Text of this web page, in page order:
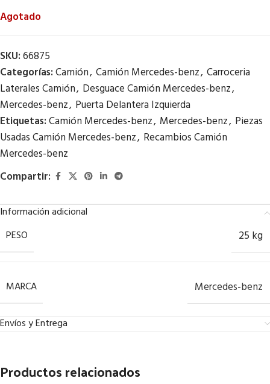
Agotado
SKU:66875
Categorías:Camión, Camión Mercedes-benz, Carroceria
Laterales Camión, Desguace Camión Mercedes-benz,
Mercedes-benz, Puerta Delantera Izquierda
Etiquetas:Camión Mercedes-benz, Mercedes-benz, Piezas
Usadas Camión Mercedes-benz, Recambios Camión
Mercedes-benz
Compartir:
Información adicional
PESO
25 kg
MARCA Mercedes-benz
Envíos y Entrega
Productos relacionados